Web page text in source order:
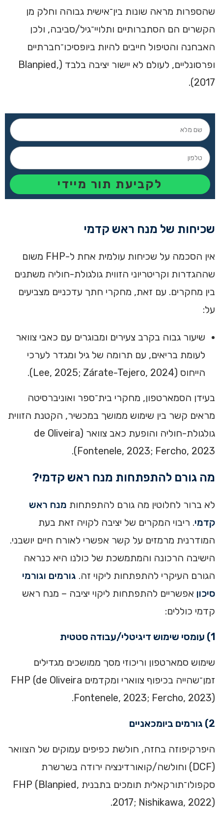
שהספרות מראה שונות בין־אישית גבוהה וחלק מן
הקשרים הם הסתברותיים ותלויי־גיל/סביבה, ולכן
האבחנה והטיפול חייבים להיות ביופסיכו־חברתיים
ופרסונליים, לעולם לא יישור יציבה בלבד (Blanpied,
2017).
לקביעת תור מיידי
שכיחות של מנח ראש קדמי
אין הסכמה על שכיחות עולמית אחת ל-FHP משום
שההגדרות וקריטריוני הזווית גולגולת-חוליה משתנים
בין מחקרים. עם זאת, מחקרי חתך עדכניים מצביעים
על:
שיעור גבוה בקרב צעירים ומבוגרים עם כאבי צוואר
לעומת בריאים, עם תרומה של גיל ומגדר לערכי
הייחוס (Lee, 2025; Zárate-Tejero, 2024).
בעידן הסמארטפון, מחקרי בית־ספר ואוניברסיטה
מראים קשר בין שימוש ממושך במכשיר, הקטנת הזווית
גולגולת-חוליה והופעת כאב צוואר (de Oliveira
Fontenele, 2023; Fercho, 2023).
מה גורם להתפתחות מנח ראש קדמי?
לא ברור לחלוטין מה גורם להתפתחות מנח ראש
קדמי. ריבוי המקרים של יציבה לקויה זאת בעת
המודרנית מרמזים על קשר אפשרי לאורח חיים יושבני.
הישיבה הרכונה והמתמשכת של כולנו היא כנראה
הגורם העיקרי להתפתחות ליקוי זה. גורמים וגורמי
סיכון אפשריים להתפתחות ליקוי יציבה – מנח ראש
קדמי כוללים:
1) עומסי שימוש דיגיטלי/עבודה סטטית
שימוש סמארטפון וריכוזי מסך ממושכים מגדילים
זמן־שהייה בכיפוף צווארי ומקדמים FHP (de Oliveira
Fontenele, 2023; Fercho, 2023).
2) גורמים ביומכאניים
היפרקיפוזה בחזה, חולשת כפיפים עמוקים של הצוואר
(DCF) וחולשה/קואורדינציה ירודה בשרשרת
סקפולו־תורקאלית תומכים בתבנית FHP (Blanpied,
2017; Nishikawa, 2022).